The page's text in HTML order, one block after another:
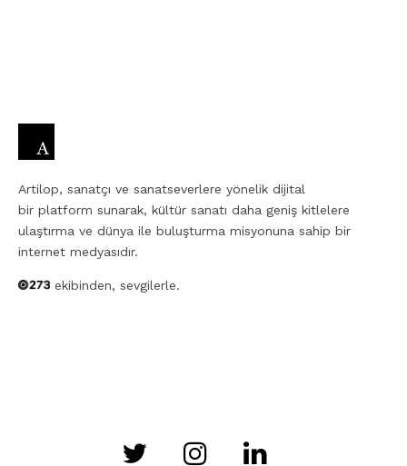
Artilop, sanatçı ve sanatseverlere yönelik dijital
bir platform sunarak, kültür sanatı daha geniş kitlelere
ulaştırma ve dünya ile buluşturma misyonuna sahip bir
internet medyasıdır.
ekibinden, sevgilerle.